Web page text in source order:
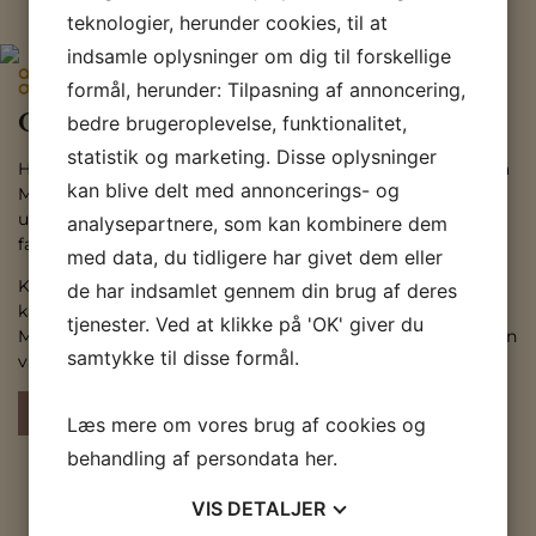
Oplev Maria Nila hos Colour Studio
Hos Colour Studio guider vi dig gerne til den rette serie fra
Maria Nila, så du får præcis den pleje, dit hår har brug for –
uanset om du ønsker mere fugt, styrke, volumen eller
farvebeskyttelse.
Kom forbi salonen og oplev, hvordan vegansk hårpleje
kan forvandle både dit hår og din rutine.
Maria Nila er beviset på, atbæredygtige hårprodukter
kan
være både luksuriøse, effektive og fyldt med omtanke.
BOOK TID
teknologier, herunder cookies, til at
indsamle oplysninger om dig til forskellige
formål, herunder: Tilpasning af annoncering,
bedre brugeroplevelse, funktionalitet,
statistik og marketing. Disse oplysninger
kan blive delt med annoncerings- og
analysepartnere, som kan kombinere dem
med data, du tidligere har givet dem eller
de har indsamlet gennem din brug af deres
tjenester. Ved at klikke på 'OK' giver du
samtykke til disse formål.
Læs mere om vores brug af cookies og
behandling af persondata her.
VIS DETALJER